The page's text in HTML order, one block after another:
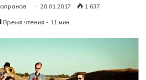
20.01.2017 1 637
Время чтения - 11 мин.